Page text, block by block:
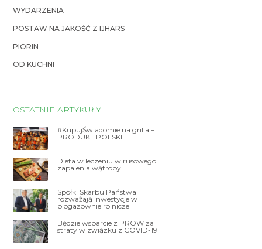
WYDARZENIA
POSTAW NA JAKOŚĆ Z IJHARS
PIORIN
OD KUCHNI
OSTATNIE ARTYKUŁY
#KupujŚwiadomie na grilla –
PRODUKT POLSKI
Dieta w leczeniu wirusowego
zapalenia wątroby
Spółki Skarbu Państwa
rozważają inwestycje w
biogazownie rolnicze
Będzie wsparcie z PROW za
straty w związku z COVID-19